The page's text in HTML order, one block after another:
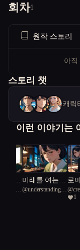
회차1
원작 스토리
아직
스토리 챗
캐릭
이런 이야기는
키는
Plover
미래를 여는
로봇의 윤리
@understanding
로
@
1